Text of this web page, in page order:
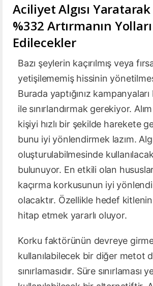
Aciliyet Algısı Yaratarak
%332 Artırmanın
Edilecekler
Bazı şeylerin kaçırılmış veya
yetişilememiş hissinin
Burada yaptığınız
ile sınırlandırmak gerekiyor.
kişiyi hızlı bir şekilde harekete
bunu iyi yönlendirmek lazım.
oluşturulabilmesinde
bulunuyor. En etkili olan
kaçırma korkusunun iyi
olacaktır. Özellikle hedef kitlenin
hitap etmek yararlı oluyor.
Korku faktörünün devreye
kullanılabilecek bir diğer metot
sınırlamasıdır. Süre sınırlaması